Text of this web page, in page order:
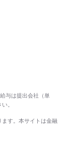
与は提出会社（単
。
す。本サイトは金融